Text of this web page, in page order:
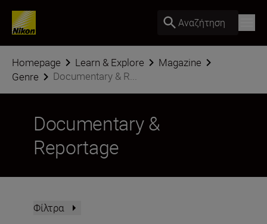
Αναζήτηση
Homepage Learn & Explore
Magazine
Genre
Documentary & R...
Documentary &
Reportage
Φίλτρα